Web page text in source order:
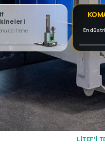
istifleme
LİTEF'I